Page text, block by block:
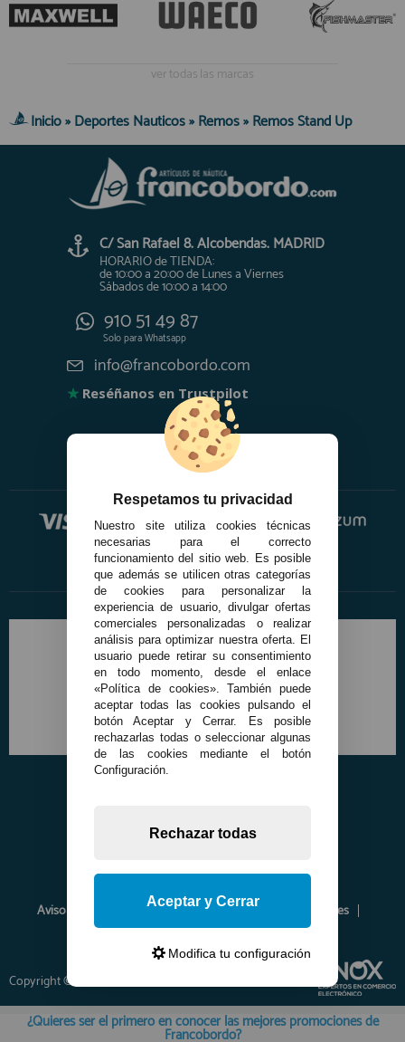
ver todas las marcas
Inicio»Deportes Nauticos»Remos»Remos Stand Up
C/ San Rafael 8. Alcobendas. MADRID
HORARIO de TIENDA:
de 10:00 a 20:00 de Lunes a Viernes
Sábados de 10:00 a 14:00
910 51 49 87
Solo paraWhatsapp
info@francobordo.com
★ Reséñanos en Trustpilot
Aviso Legal Política de Privacidad
Política de Cookies
Envíos y Devoluciones
Opiniones
Copyright © 2026 www.francobordo.com
Respetamos tu privacidad
Nuestro site utiliza cookies técnicas
necesarias para el correcto
funcionamiento del sitio web. Es posible
que además se utilicen otras categorías
de cookies para personalizar la
experiencia de usuario, divulgar ofertas
comerciales personalizadas o realizar
análisis para optimizar nuestra oferta. El
usuario puede retirar su consentimiento
en todo momento, desde el enlace
«Política de cookies». También puede
aceptar todas las cookies pulsando el
botón Aceptar y Cerrar. Es posible
rechazarlas todas o seleccionar algunas
de las cookies mediante el botón
Configuración.
Rechazar todas
Aceptar y Cerrar
Modifica tu configuración
¿Quieres ser el primero en conocer las mejores promociones de
Francobordo?